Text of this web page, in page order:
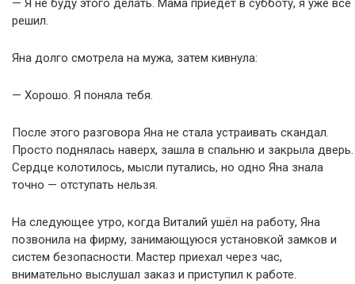
— Я не буду этого делать. Мама приедет в субботу, я уже всё
решил.
Яна долго смотрела на мужа, затем кивнула:
— Хорошо. Я поняла тебя.
После этого разговора Яна не стала устраивать скандал.
Просто поднялась наверх, зашла в спальню и закрыла дверь.
Сердце колотилось, мысли путались, но одно Яна знала
точно — отступать нельзя.
На следующее утро, когда Виталий ушёл на работу, Яна
позвонила на фирму, занимающуюся установкой замков и
систем безопасности. Мастер приехал через час,
внимательно выслушал заказ и приступил к работе.